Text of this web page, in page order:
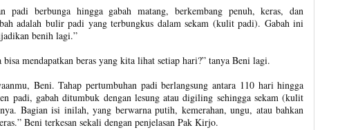
padi berbunga hingga gabah matang, berkembang penuh, keras, dan
adalah bulir padi yang terbungkus dalam sekam (kulit padi). Gabah ini
benih lagi.”
mendapatkan beras yang kita lihat setiap hari?” tanya Beni lagi.
Beni. Tahap pertumbuhan padi berlangsung antara 110 hari hingga
padi, gabah ditumbuk dengan lesung atau digiling sehingga sekam (kulit
Bagian isi inilah, yang berwarna putih, kemerahan, ungu, atau bahkan
Beni terkesan sekali dengan penjelasan Pak Kirjo.